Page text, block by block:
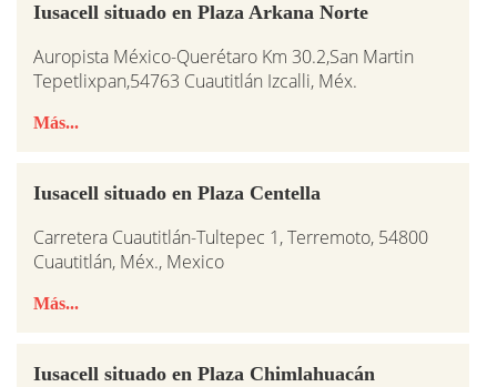
Iusacell situado en Plaza Arkana Norte
Auropista México-Querétaro Km 30.2,San Martin
Tepetlixpan,54763 Cuautitlán Izcalli, Méx.
Más...
Iusacell situado en Plaza Centella
Carretera Cuautitlán-Tultepec 1, Terremoto, 54800
Cuautitlán, Méx., Mexico
Más...
Iusacell situado en Plaza Chimlahuacán